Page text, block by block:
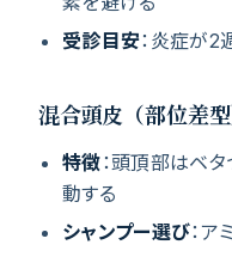
受診目安：炎症が
混合頭皮（部位差型
特徴：頭頂部はベ
動する
シャンプー選び：ア